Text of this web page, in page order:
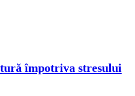
împotriva stresului